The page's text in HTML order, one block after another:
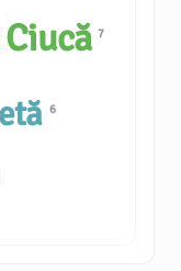
Ciucă7
6